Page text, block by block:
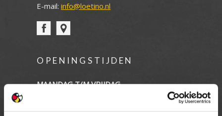
E-mail: info@loetino.nl
OPENINGSTIJDEN
MAANDAG T/M VRIJDAG